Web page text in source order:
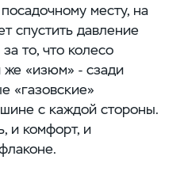
месту, на
спустить давление
то, что колесо
же «изюм» - сзади
«газовские»
с каждой стороны.
и комфорт, и